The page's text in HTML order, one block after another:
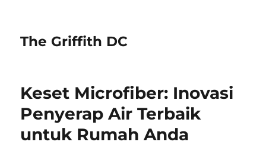
The Griffith DC
Keset Microfiber: Inovasi
Penyerap Air Terbaik
untuk Rumah Anda